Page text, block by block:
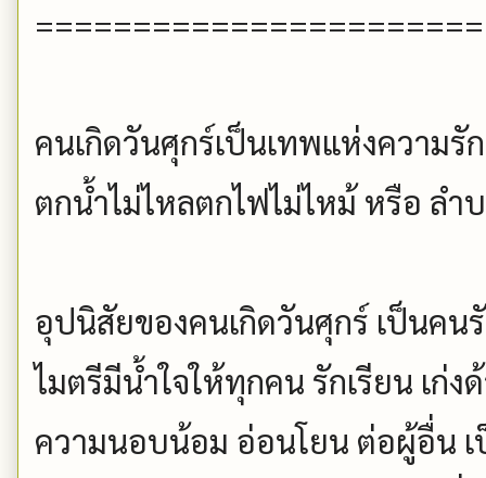
คนเกิดวันศุกร์เป็นเทพแห่งความ
ตกน้ำไม่ไหลตกไฟไม่ไหม้ หรือ ลำ
อุปนิสัยของคนเกิดวันศุกร์ เป็นคน
ไมตรีมีน้ำใจให้ทุกคน รักเรียน เก่
ความนอบน้อม อ่อนโยน ต่อผู้อื่น